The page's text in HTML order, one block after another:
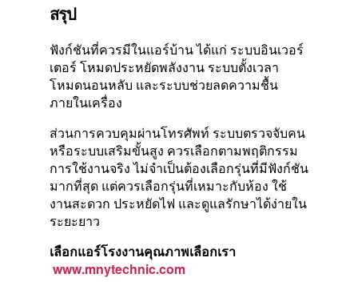
สรุป
ฟังก์ชันที่ควรมีในแอร์บ้าน ได้แก่ ระบบอินเวอร์
เตอร์ โหมดประหยัดพลังงาน ระบบตั้งเวลา
โหมดนอนหลับ และระบบช่วยลดความชื้น
ภายในเครื่อง
ส่วนการควบคุมผ่านโทรศัพท์ ระบบตรวจจับคน
หรือระบบเสริมขั้นสูง ควรเลือกตามพฤติกรรม
การใช้งานจริง ไม่จำเป็นต้องเลือกรุ่นที่มีฟังก์ชัน
มากที่สุด แต่ควรเลือกรุ่นที่เหมาะกับห้อง ใช้
งานสะดวก ประหยัดไฟ และดูแลรักษาได้ง่ายใน
ระยะยาว
เลือกแอร์โรงงานคุณภาพเลือกเรา
www.mnytechnic.com